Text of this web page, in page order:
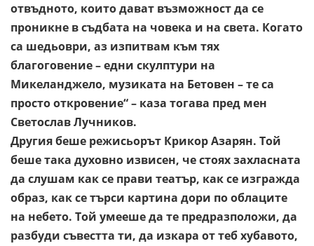
отвъдното, които дават възможност да се
проникне всъдбата на човека и на света. Когато
са шедьоври, аз изпитвам към тях
благоговение – едни скулптури на
Микеланджело, музиката на Бетовен – те са
просто откровение“ – каза тогава пред мен
Светослав Лучников.
Другия беше режисьорът Крикор Азарян. Той
беше така духовно извисен, че стоях захласната
да слушам как се прави театър, как се изгражда
образ, как се търси картина дори пооблаците
на небето. Той умееше да те предразположи, да
разбуди съвестта ти, да изкара от теб хубавото,